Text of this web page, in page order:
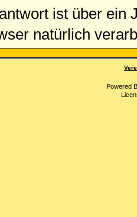
ist über ein
natürlich
Powered